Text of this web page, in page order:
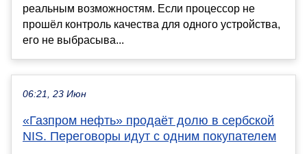
реальным возможностям. Если процессор не
прошёл контроль качества для одного устройства,
его не выбрасыва...
06:21, 23 Июн
«Газпром нефть» продаёт долю в сербской
NIS. Переговоры идут с одним покупателем